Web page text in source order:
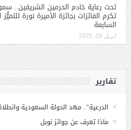
تحت رعاية خادم الحرمين الشريفين..
تكرم الفائزات بجائزة الأميرة نورة
السابعة
أبريل 09, 2025
تقارير
الدرعية”.. مهد الدولة السعودية
ماذا تعرف عن جوائز نوبل